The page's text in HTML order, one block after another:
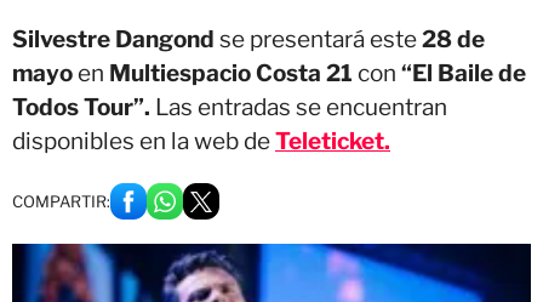
Silvestre Dangond se presentará este28 de
mayo en Multiespacio Costa 21 con “El Baile de
Todos Tour”. Las entradas se encuentran
disponibles en la web deTeleticket.
COMPARTIR: